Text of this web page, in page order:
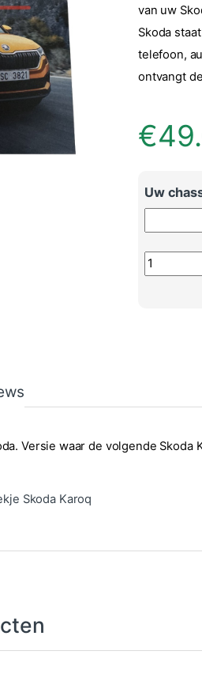
van uw
Skoda
telefoon,
ontvangt
€
Uw
Originele
Versie waar de volgende Skoda
Skoda Karoq